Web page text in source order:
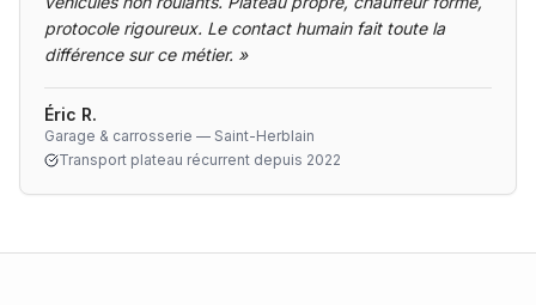
protocole rigoureux. Le contact humain fait toute la
différence sur ce métier. »
Éric R.
Garage & carrosserie — Saint-Herblain
Transport plateau récurrent depuis 2022